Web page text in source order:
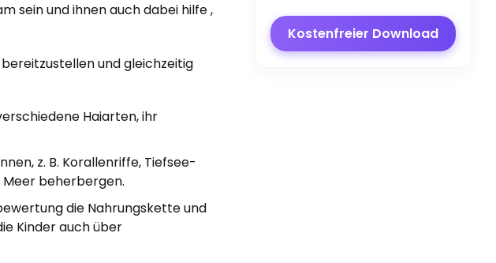
sein und ihnen auch dabei hilfe ,
und gleichzeitig
Haiarten, ihr
z. B. Korallenriffe, Tiefsee-
Meer beherbergen.
die Nahrungskette und
Kinder auch über
Kostenfreier Download